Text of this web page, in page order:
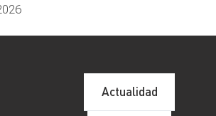
Actualidad